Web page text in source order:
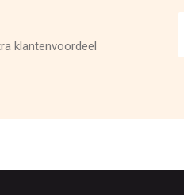
klantenvoordeel